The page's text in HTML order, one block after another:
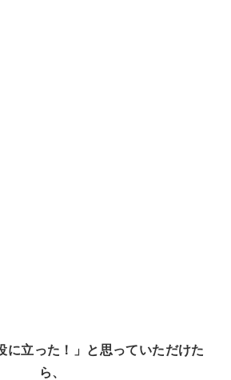
に立った！」と思っていただけた
ら、